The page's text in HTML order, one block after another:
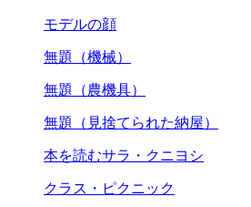
モデルの顔
無題（機械）
無題（農機具）
無題（見捨てられた納屋）
本を読むサラ・クニヨシ
クラス・ピクニック